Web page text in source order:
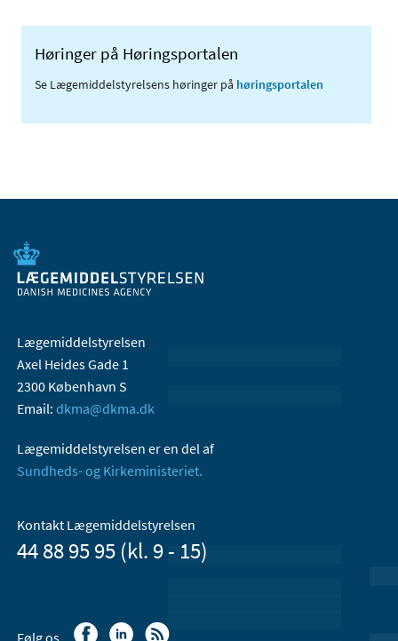
Høringer på Høringsportalen
Se Lægemiddelstyrelsens høringer på høringsportalen
Lægemiddelstyrelsen
Axel Heides Gade 1
2300 København S
Email: dkma@dkma.dk
Lægemiddelstyrelsen er en del af
Sundheds- og Kirkeministeriet.
Kontakt Lægemiddelstyrelsen
44 88 95 95 (kl. 9 - 15)
Følg os